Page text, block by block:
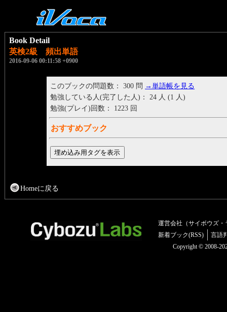
Book Detail
英検2級 頻出単語
2016-09-06 00:11:58 +0900
このブックの問題数： 300 問 →単語帳を見る
勉強している人(完了した人)： 24 人 (1 人)
勉強(プレイ)回数： 1223 回
おすすめブック
Homeに戻る
運営会社（サイボウズ・
新着ブック(RSS)
言語
Copyright © 2008-